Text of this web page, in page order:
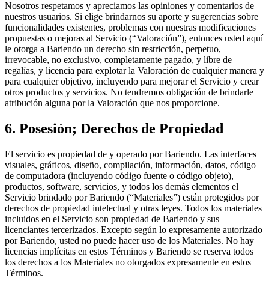
Nosotros respetamos y apreciamos las opiniones y comentarios de
nuestros usuarios. Si elige brindarnos su aporte y sugerencias sobre
funcionalidades existentes, problemas con nuestras modificaciones
propuestas o mejoras al Servicio (“Valoración”), entonces usted aquí
le otorga a Bariendo un derecho sin restricción, perpetuo,
irrevocable, no exclusivo, completamente pagado, y libre de
regalías, y licencia para explotar la Valoración de cualquier manera y
para cualquier objetivo, incluyendo para mejorar el Servicio y crear
otros productos y servicios. No tendremos obligación de brindarle
atribución alguna por la Valoración que nos proporcione.
6. Posesión; Derechos de Propiedad
El servicio es propiedad de y operado por Bariendo. Las interfaces
visuales, gráficos, diseño, compilación, información, datos, código
de computadora (incluyendo código fuente o código objeto),
productos, software, servicios, y todos los demás elementos el
Servicio brindado por Bariendo (“Materiales”) están protegidos por
derechos de propiedad intelectual y otras leyes. Todos los materiales
incluidos en el Servicio son propiedad de Bariendo y sus
licenciantes tercerizados. Excepto según lo expresamente autorizado
por Bariendo, usted no puede hacer uso de los Materiales. No hay
licencias implícitas en estos Términos y Bariendo se reserva todos
los derechos a los Materiales no otorgados expresamente en estos
Términos.